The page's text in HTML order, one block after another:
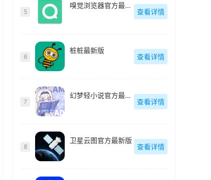
5
嗅觉浏览器官方最新版
查看详情
6
桩桩最新版
查看详情
7
幻梦轻小说官方最新版
查看详情
8
卫星云图官方最新版
查看详情